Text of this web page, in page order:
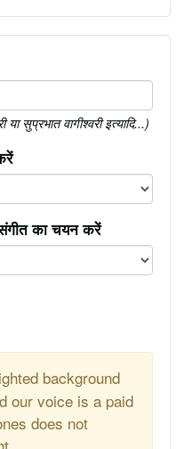
सुप्रभात वागीश्वरी इत्यादि...)
का चयन करें
background
our voice is a paid
does not